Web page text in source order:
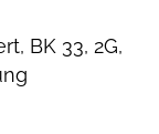
BK 33, 2G,